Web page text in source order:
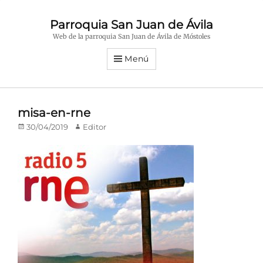
Parroquia San Juan de Ávila
Web de la parroquia San Juan de Ávila de Móstoles
Menú
misa-en-rne
Publicado
30/04/2019 Autor
Editor